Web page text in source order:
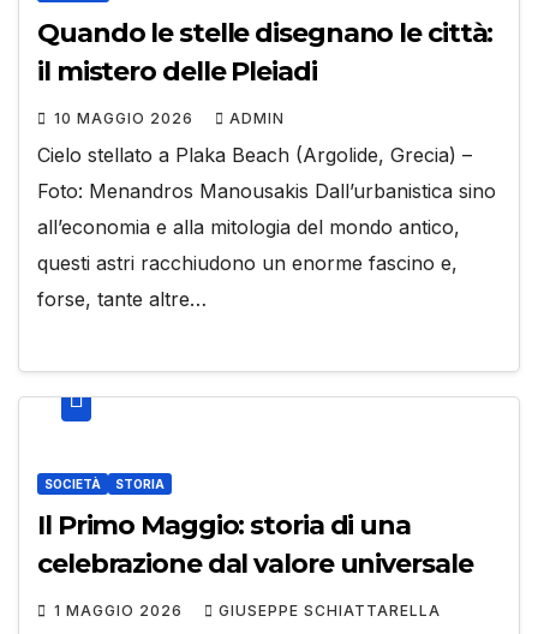
Quando le stelle disegnano le città:
il mistero delle Pleiadi
10 MAGGIO 2026 ADMIN
Cielo stellato a Plaka Beach (Argolide, Grecia) –
Foto: Menandros Manousakis Dall’urbanistica sino
all’economia e alla mitologia del mondo antico,
questi astri racchiudono un enorme fascino e,
forse, tante altre…
SOCIETÀ STORIA
Il Primo Maggio: storia di una
celebrazione dal valore universale
1 MAGGIO 2026 GIUSEPPE SCHIATTARELLA